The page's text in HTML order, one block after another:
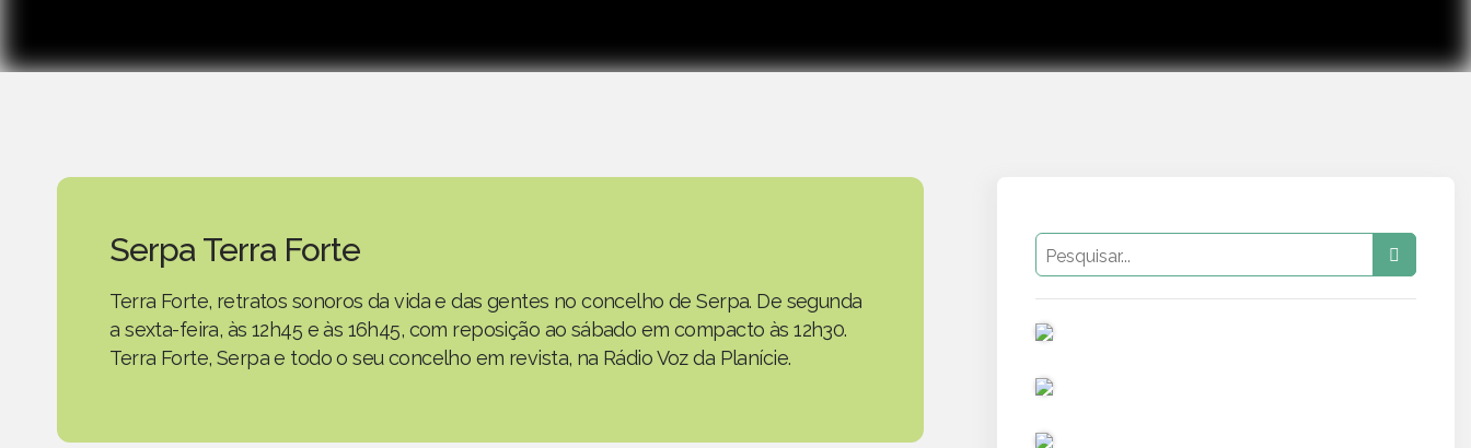
Serpa Terra Forte
Terra Forte, retratos sonoros da vida e das gentes no concelho de Serpa. De segunda
a sexta-feira, às 12h45 e às 16h45, com reposição ao sábado em compacto às 12h30.
Terra Forte, Serpa e todo o seu concelho em revista, na Rádio Voz da Planície.